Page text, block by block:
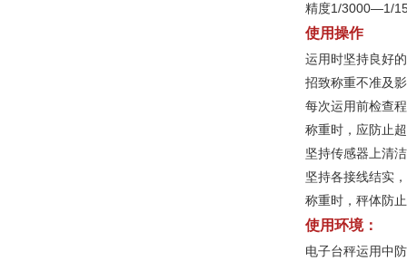
精度1/3000—1/
使用操作
运用时坚持良好
招致称重不准及
每次运用前检查
称重时，应防止
坚持传感器上清
坚持各接线结实
称重时，秤体防
使用环境：
电子台秤运用中